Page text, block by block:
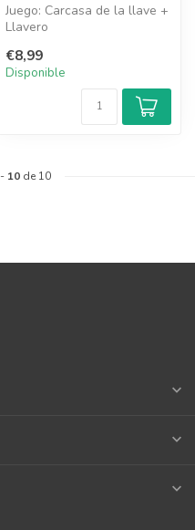
Juego: Carcasa de la llave +
Llavero
€8,99
Disponible
- 10 de 10